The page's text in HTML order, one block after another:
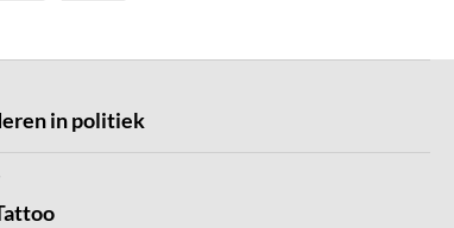
in politiek